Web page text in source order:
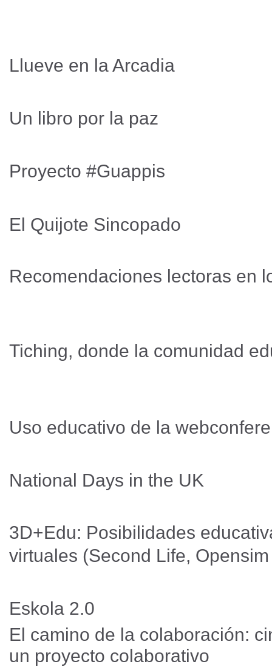
Llueve en la Arcadia
Un libro por la paz
Proyecto #Guappis
El Quijote Sincopado
Recomendaciones lectoras en
Tiching, donde la comunidad
Uso educativo de la
National Days in the UK
3D+Edu: Posibilidades
virtuales (Second Life,
Eskola 2.0
El camino de la colaboración:
un proyecto colaborativo